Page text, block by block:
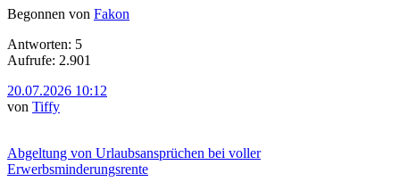
Begonnen von Fakon
Antworten: 5
Aufrufe: 2.901
20.07.2026 10:12
von Tiffy
Abgeltung von Urlaubsansprüchen bei voller
Erwerbsminderungsrente